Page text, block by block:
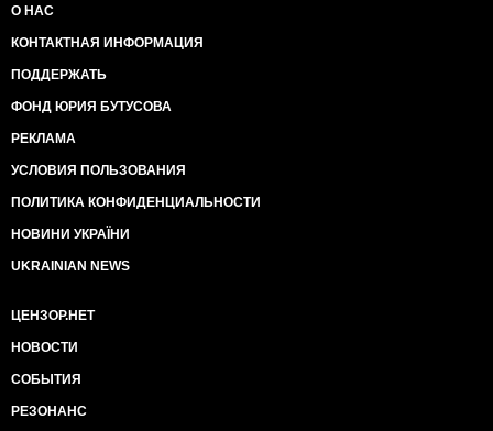
О НАС
КОНТАКТНАЯ ИНФОРМАЦИЯ
ПОДДЕРЖАТЬ
ФОНД ЮРИЯ БУТУСОВА
РЕКЛАМА
УСЛОВИЯ ПОЛЬЗОВАНИЯ
ПОЛИТИКА КОНФИДЕНЦИАЛЬНОСТИ
НОВИНИ УКРАЇНИ
UKRAINIAN NEWS
ЦЕНЗОР.НЕТ
НОВОСТИ
СОБЫТИЯ
РЕЗОНАНС